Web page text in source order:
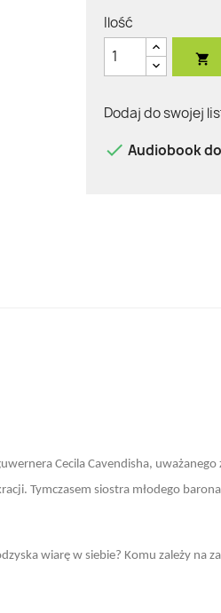
Ilość

Dodaj do swojej
 Audiobook
Cecila Cavendisha, uważanego
Tymczasem siostra młodego
wiarę w siebie? Komu zależy na